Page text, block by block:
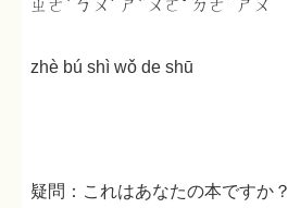
ㄓㄜˋ ㄅㄨˊ ㄕˋ ㄨㄛˇ ㄉㄜ˙ ㄕㄨ
zhè bú shì wǒ de shū
疑問：これはあなたの本ですか？